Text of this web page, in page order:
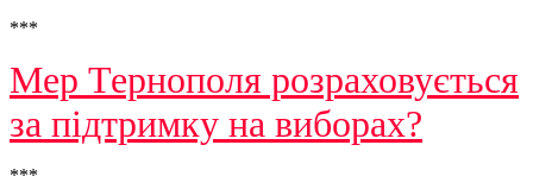
***
Мер Тернополя розраховується
за підтримку на виборах?
***